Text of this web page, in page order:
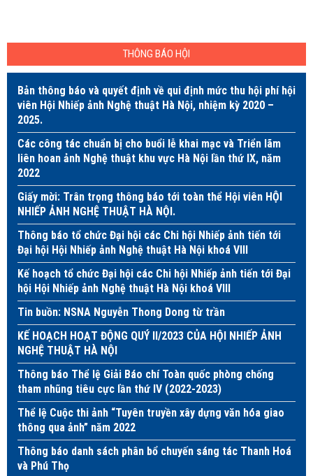
THÔNG BÁO HỘI
Bản thông báo và quyết định về qui định mức thu hội phí hội
viên Hội Nhiếp ảnh Nghệ thuật Hà Nội, nhiệm kỳ 2020 –
2025.
Các công tác chuẩn bị cho buổi lễ khai mạc và Triển lãm
liên hoan ảnh Nghệ thuật khu vực Hà Nội lần thứ IX, năm
2022
Giấy mời: Trân trọng thông báo tới toàn thể Hội viên HỘI
NHIẾP ẢNH NGHỆ THUẬT HÀ NỘI.
Thông báo tổ chức Đại hội các Chi hội Nhiếp ảnh tiến tới
Đại hội Hội Nhiếp ảnh Nghệ thuật Hà Nội khoá VIII
Kế hoạch tổ chức Đại hội các Chi hội Nhiếp ảnh tiến tới Đại
hội Hội Nhiếp ảnh Nghệ thuật Hà Nội khoá VIII
Tin buồn: NSNA Nguyễn Thong Dong từ trần
KẾ HOẠCH HOẠT ĐỘNG QUÝ II/2023 CỦA HỘI NHIẾP ẢNH
NGHỆ THUẬT HÀ NỘI
Thông báo Thể lệ Giải Báo chí Toàn quốc phòng chống
tham nhũng tiêu cực lần thứ IV (2022-2023)
Thể lệ Cuộc thi ảnh “Tuyên truyền xây dựng văn hóa giao
thông qua ảnh” năm 2022
Thông báo danh sách phân bổ chuyến sáng tác Thanh Hoá
và Phú Thọ